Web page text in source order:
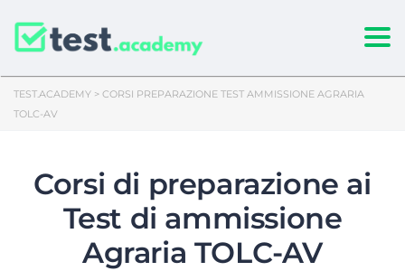
TEST.ACADEMY > CORSI PREPARAZIONE TEST AMMISSIONE AGRARIA
TOLC-AV
Corsi di preparazione ai
Test di ammissione
Agraria TOLC-AV